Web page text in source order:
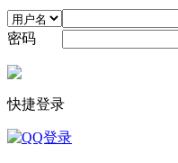
密码
快捷登录